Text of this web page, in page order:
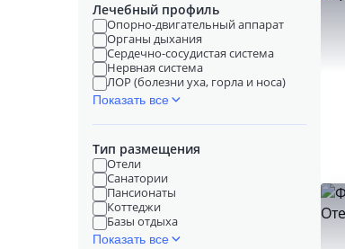
Лечебный профиль
Опорно-двигательный аппарат
Органы дыхания
Сердечно-сосудистая система
Нервная система
ЛОР (болезни уха, горла и носа)
Показать все
Тип размещения
Отели
Санатории
Пансионаты
Коттеджи
Базы отдыха
Показать все